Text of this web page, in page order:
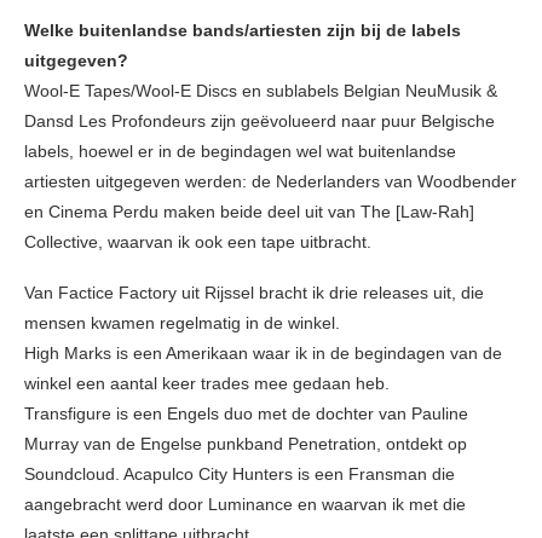
Welke buitenlandse bands/artiesten zijn bij de labels
uitgegeven?
Wool-E Tapes/Wool-E Discs en sublabels Belgian NeuMusik &
Dansd Les Profondeurs zijn geëvolueerd naar puur Belgische
labels, hoewel er in de begindagen wel wat buitenlandse
artiesten uitgegeven werden: de Nederlanders van Woodbender
en Cinema Perdu maken beide deel uit van The [Law-Rah]
Collective, waarvan ik ook een tape uitbracht.
Van Factice Factory uit Rijssel bracht ik drie releases uit, die
mensen kwamen regelmatig in de winkel.
High Marks is een Amerikaan waar ik in de begindagen van de
winkel een aantal keer trades mee gedaan heb.
Transfigure is een Engels duo met de dochter van Pauline
Murray van de Engelse punkband Penetration, ontdekt op
Soundcloud. Acapulco City Hunters is een Fransman die
aangebracht werd door Luminance en waarvan ik met die